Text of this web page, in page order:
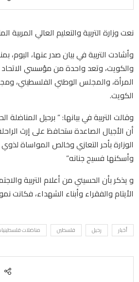
نعت وزارة التربية والتعليم العالي
وأشادت التربية في بيان صدر عنها،
والكويت، وتعد واحدة من مؤسسي الاتحاد
المرأة، والمجلس الوطني الفلسطيني،
الكويت.
وقالت التربية في بيانها: ” برحيل
أن الأجيال الصاعدة ستحافظ على إرث
الوزارة بأحر التعازي وخالص المواساة
وأسكنها فسيح جنانه”
و يذكر بأن الحسيني من أعلام التربية
الأيتام والفقراء وأبناء الشهداء، فكانت
أخبار رحيل فلسطين مناضلات